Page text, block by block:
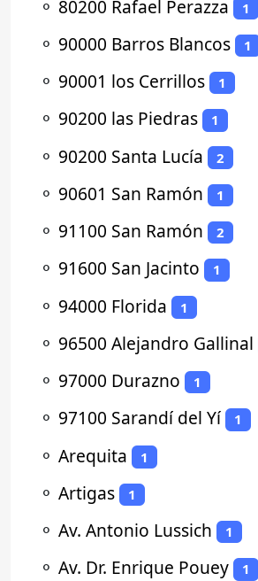
⚬ 80200 Rafael Perazza 1
⚬ 90000 Barros Blancos 1
⚬ 90001 los Cerrillos 1
⚬ 90200 las Piedras 1
⚬ 90200 Santa Lucía 2
⚬ 90601 San Ramón 1
⚬ 91100 San Ramón 2
⚬ 91600 San Jacinto 1
⚬ 94000 Florida 1
⚬ 96500 Alejandro Gallinal
⚬ 97000 Durazno 1
⚬ 97100 Sarandí del Yí 1
⚬ Arequita 1
⚬ Artigas 1
⚬ Av. Antonio Lussich 1
⚬ Av. Dr. Enrique Pouey 1